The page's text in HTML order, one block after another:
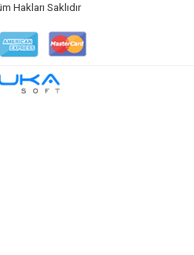
Hakları Saklıdır